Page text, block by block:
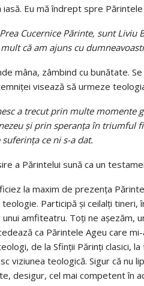
iasă. Eu mă îndrept spre
Cucernice Părinte, sunt Liviu
că am ajuns cu
mâna, zâmbind cu bunătate.
visează să urmeze
a trecut prin multe momente
şi prin speranţa în triumful
ce ni s-a dat.
a Părintelui sună ca un
la maxim de prezenţa
Participă şi ceilalţi tineri,
unui amfiteatru. Toţi ne aşezăm,
ca Părintele Ageu care
de la Sfinţii Părinţi clasici,
viziunea teologică. Sigur că nu
desigur, cel mai competent în